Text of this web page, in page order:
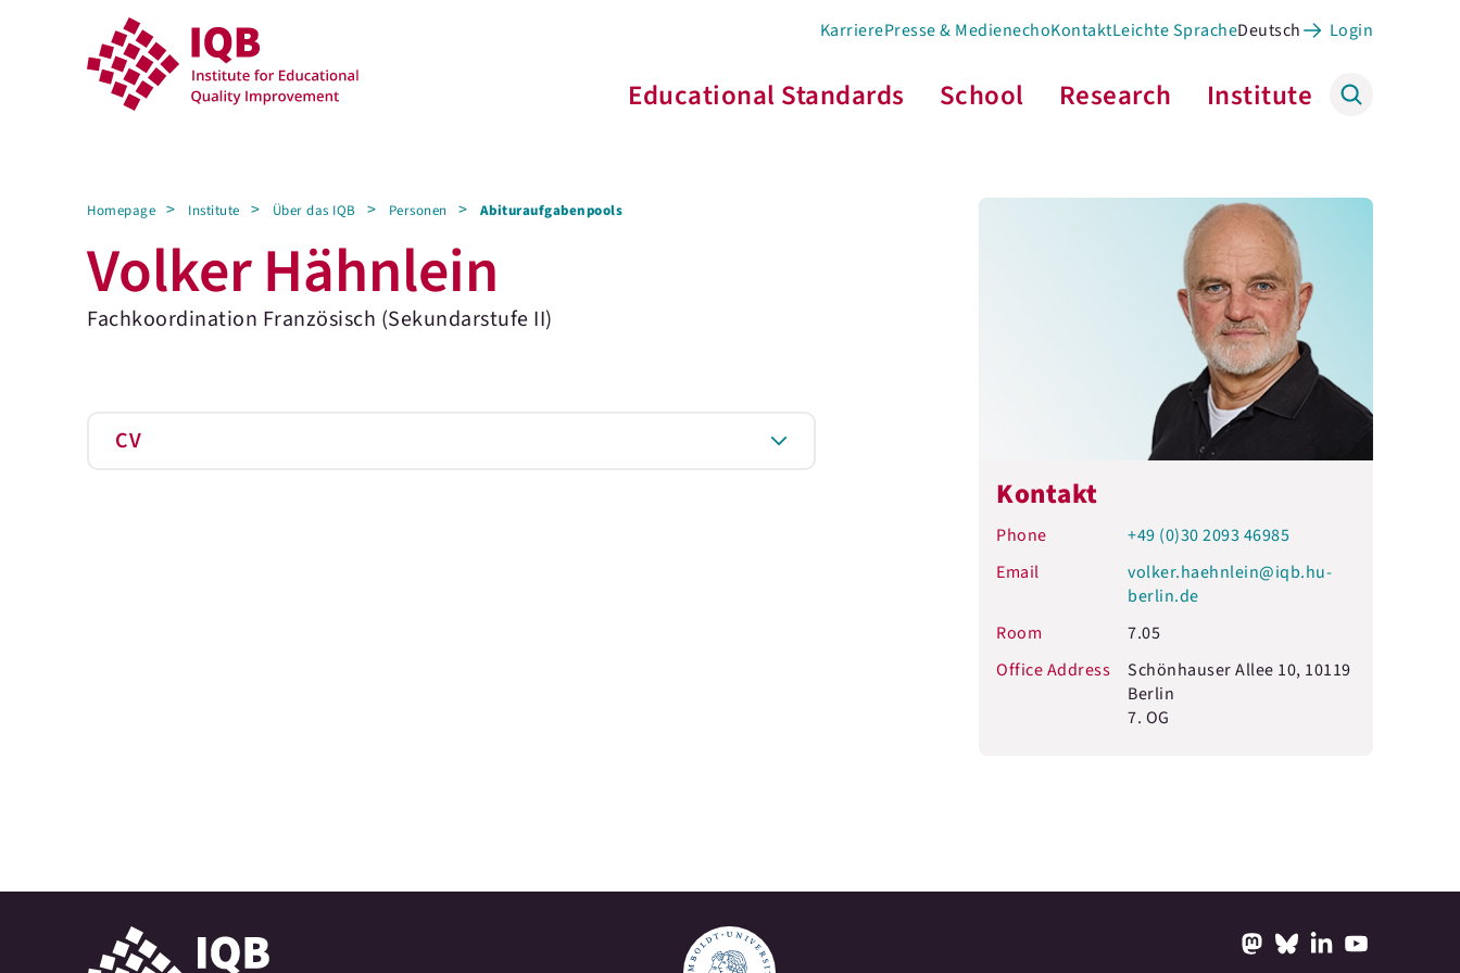
KarrierePresse & MedienechoKontaktLeichte SpracheDeutsch Login
Educational Standards School Research Institute
Homepage Institute Über das IQB Personen Abituraufgabenpools
Volker Hähnlein
Fachkoordination Französisch (Sekundarstufe II)
CV
Kontakt
Phone
+49 (0)30 2093 46985
Email
volker.haehnlein@iqb.hu-
berlin.de
Room
7.05
Office Address
Schönhauser Allee 10, 10119
Berlin
7. OG